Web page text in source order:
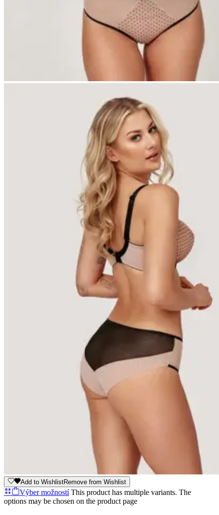
Add to WishlistRemove from Wishlist
Výber možností This product has multiple variants. The
options may be chosen on the product page